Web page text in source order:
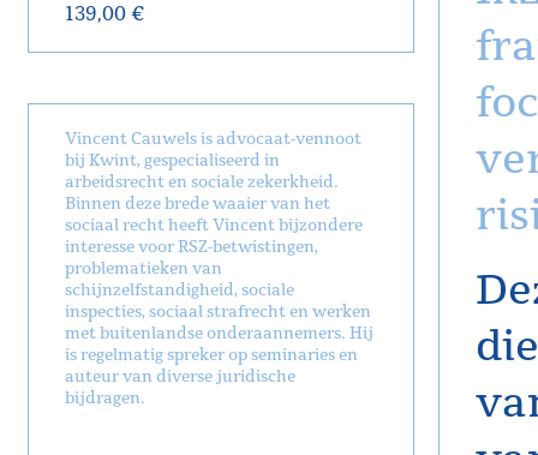
139,00 €
Vincent Cauwels is advocaat-vennoot
bij Kwint, gespecialiseerd in
arbeidsrecht en sociale zekerkheid.
Binnen deze brede waaier van het
sociaal recht heeft Vincent bijzondere
interesse voor RSZ-betwistingen,
problematieken van
schijnzelfstandigheid, sociale
inspecties, sociaal strafrecht en werken
met buitenlandse onderaannemers. Hij
is regelmatig spreker op seminaries en
auteur van diverse juridische
bijdragen.